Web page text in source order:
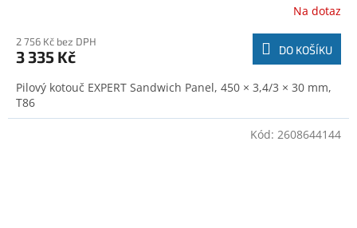
Na dotaz
2 756 Kč bez DPH
3 335 Kč DO KOŠÍKU
Pilový kotouč EXPERT Sandwich Panel, 450 × 3,4/3 × 30 mm,
T86
Kód: 2608644144